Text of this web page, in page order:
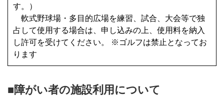
す。）
軟式野球場・多目的広場を練習、試合、大会等で独
占して使用する場合は、申し込みの上、使用料を納入
し許可を受けてください。 ※ゴルフは禁止となってお
ります
■障がい者の施設利用について